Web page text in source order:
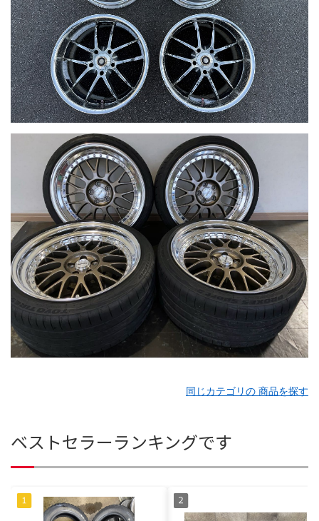
同じカテゴリの 商品を探す
ベストセラーランキングです